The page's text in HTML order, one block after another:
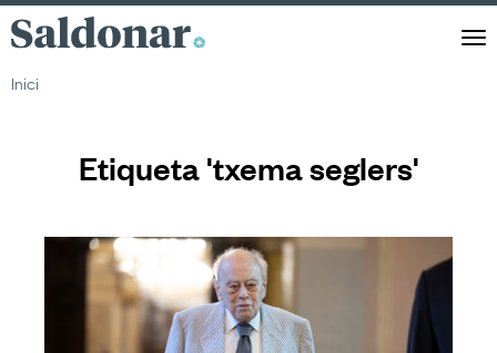
Saldonar
Inici
Etiqueta 'txema seglers'